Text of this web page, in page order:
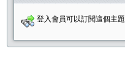
登入會員可以訂閱這個主題